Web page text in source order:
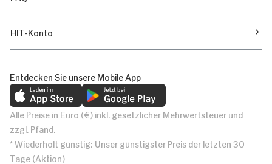
HIT-Konto
Entdecken Sie unsere Mobile App
Alle Preise in Euro (€) inkl. gesetzlicher Mehrwertsteuer und
zzgl. Pfand.
* Wiederholt günstig: Unser günstigster Preis der letzten 30
Tage (Aktion)